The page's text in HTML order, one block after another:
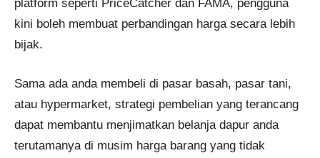
platform seperti PriceCatcher dan FAMA, pengguna
kini boleh membuat perbandingan harga secara lebih
bijak.
Sama ada anda membeli di pasar basah, pasar tani,
atau hypermarket, strategi pembelian yang terancang
dapat membantu menjimatkan belanja dapur anda
terutamanya di musim harga barang yang tidak